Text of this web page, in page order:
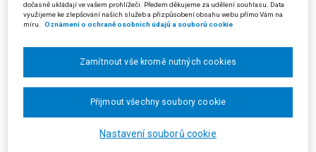
Žalobkyně (stěžovatelka) podala proti tomuto rozhodnutí krajského
soudu kasační stížnost, která byla Nejvyššímu správnímu soudu
stížnosti vstoupil na její místo pan Miroslav H. Stěžovatelka soudu
oznámila, že postoupila panu Miroslavu H. budoucí pohledávku ve výši
pohledávky ze dne 21. 1. 2005 připojila k návrhu. Ze smlouvy plyne, že
povinnost k jeho úhradě však má za nezákonné. Zaplacenou částku
dočasně ukládají ve vašem prohlížeči. Předem děkujeme za udělení souhlasu. Data
využijeme ke zlepšování našich služeb a přizpůsobení obsahu webu přímo Vám na
míru. Oznámení o ochraně osobních údajů a souborů cookie
Nastavení souborů cookie
Zamítnout vše kromě nutných cookies
Přijmout všechny soubory cookie